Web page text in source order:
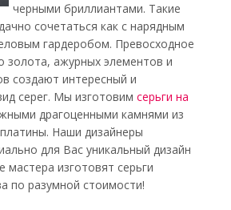
черными бриллиантами. Такие
сочетаться как с нарядным
гардеробом. Превосходное
золота, ажурных элементов и
создают интересный и
серег. Мы изготовим серьги на
драгоценными камнями из
Наши дизайнеры
для Вас уникальный дизайн
мастера изготовят серьги
по разумной стоимости!